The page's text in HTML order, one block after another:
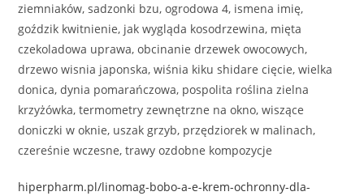
ziemniaków, sadzonki bzu, ogrodowa 4, ismena imię,
goździk kwitnienie, jak wygląda kosodrzewina, mięta
czekoladowa uprawa, obcinanie drzewek owocowych,
drzewo wisnia japonska, wiśnia kiku shidare cięcie, wielka
donica, dynia pomarańczowa, pospolita roślina zielna
krzyżówka, termometry zewnętrzne na okno, wiszące
doniczki w oknie, uszak grzyb, przędziorek w malinach,
czereśnie wczesne, trawy ozdobne kompozycje
hiperpharm.pl/linomag-bobo-a-e-krem-ochronny-dla-